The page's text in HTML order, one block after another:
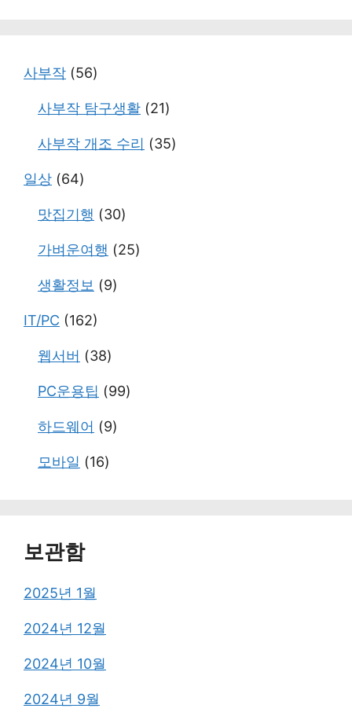
사부작 (56)
사부작 탐구생활 (21)
사부작 개조 수리 (35)
일상 (64)
맛집기행 (30)
가벼운여행 (25)
생활정보 (9)
IT/PC (162)
웹서버 (38)
PC운용팁 (99)
하드웨어 (9)
모바일 (16)
보관함
2025년 1월
2024년 12월
2024년 10월
2024년 9월